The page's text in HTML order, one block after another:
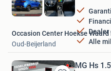
Dealer
Alle
Occasion Center Hoekse Waard
Oud-Beijerland
MG Hs